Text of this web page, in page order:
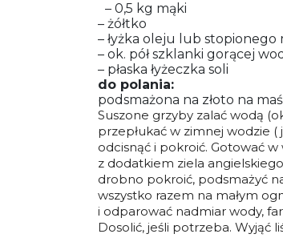
– 0,5 kg mąki
– żółtko
– łyżka oleju lub stopionego
– ok. pół szklanki gorącej
– płaska łyżeczka soli
do polania:
podsmażona na złoto na
Suszone grzyby zalać wodą
przepłukać w zimnej wodzie
odcisnąć i pokroić. Gotować
z dodatkiem ziela
drobno pokroić, podsmażyć
wszystko razem na małym
i odparować nadmiar wody,
Dosolić, jeśli potrzeba. Wyjąć